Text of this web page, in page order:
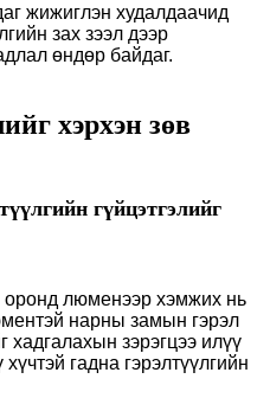
жижиглэн худалдаачид
зах зээл дээр
өндөр байдаг.
хэрхэн зөв
гүйцэтгэлийг
оронд люменээр хэмжих нь
нарны замын гэрэл
хадгалахын зэрэгцээ илүү
гадна гэрэлтүүлгийн